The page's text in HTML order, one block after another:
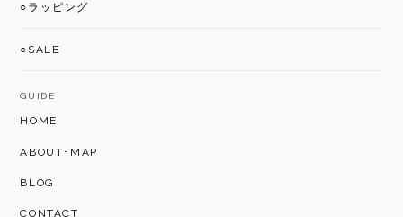
○ラッピング
○SALE
GUIDE
HOME
ABOUT･MAP
BLOG
CONTACT